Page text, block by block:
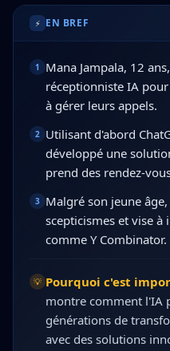
⚡ EN BREF
1
Mana Jampala, 12
réceptionniste IA
à gérer leurs appels.
2
Utilisant d'abord
développé une
prend des rendez-
3 Malgré son jeune
scepticismes et vise à
comme Y Combinator.
💡 Pourquoi c'est
montre comment l'IA
générations de
avec des solutions